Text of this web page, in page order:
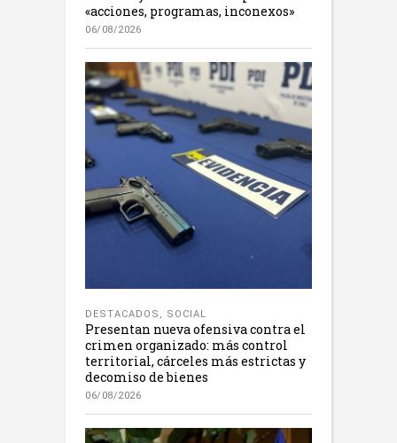
«acciones, programas, inconexos»
06/08/2026
DESTACADOS , SOCIAL
Presentan nueva ofensiva contra el
crimen organizado: más control
territorial, cárceles más estrictas y
decomiso de bienes
06/08/2026